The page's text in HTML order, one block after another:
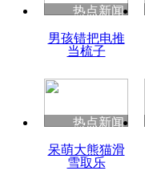
热点新闻
男孩错把电推
当梳子
热点新闻
呆萌大熊猫滑
雪取乐